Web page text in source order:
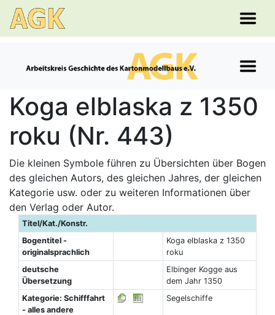
Koga elblaska z 1350
roku (Nr. 443)
Die kleinen Symbole führen zu Übersichten über Bogen
des gleichen Autors, des gleichen Jahres, der gleichen
Kategorie usw. oder zu weiteren Informationen über
den Verlag oder Autor.
Titel/Kat./Konstr.
Bogentitel -
originalsprachlich
Koga elblaska z 1350
roku
deutsche
Übersetzung
Elbinger Kogge aus
dem Jahr 1350
Kategorie: Schifffahrt
- alles andere
Segelschiffe